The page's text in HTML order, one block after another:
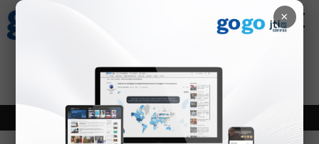
×
Зурхай
8.08
Онцлох Шинэ